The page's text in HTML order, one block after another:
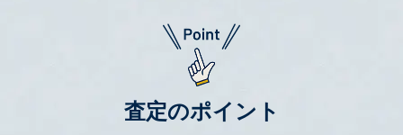
査定のポイント